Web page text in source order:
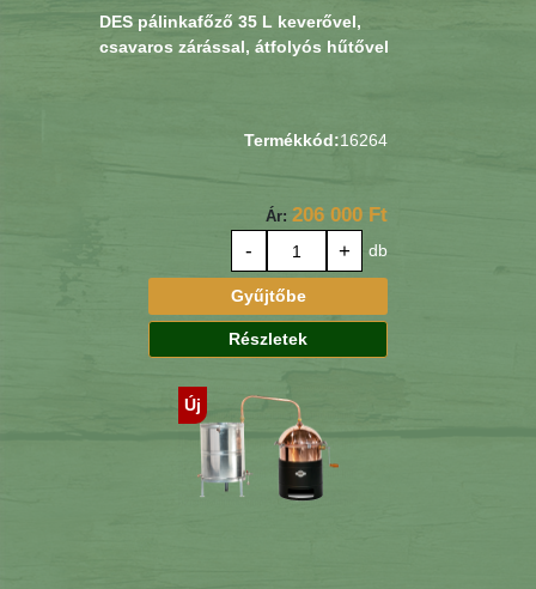
DES pálinkafőző 35 L keverővel,
csavaros zárással, átfolyós hűtővel
Termékkód:16264
Ár: 206 000 Ft
-
+ db
Gyűjtőbe
Részletek
Új